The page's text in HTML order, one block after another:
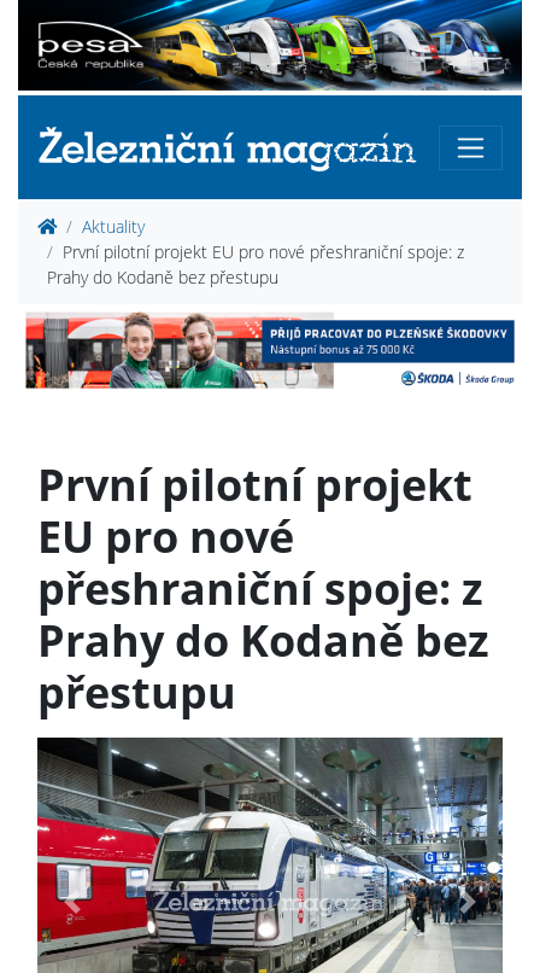
Aktuality
První pilotní projekt EU pro nové přeshraniční spoje: z
Prahy do Kodaně bez přestupu
První pilotní projekt
EU pro nové
přeshraniční spoje: z
Prahy do Kodaně bez
přestupu
Previous Next